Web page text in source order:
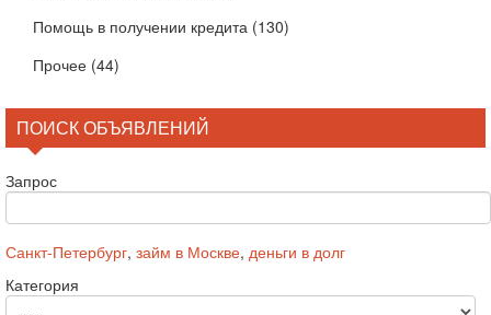
Помощь в получении кредита (130)
Прочее (44)
ПОИСК ОБЪЯВЛЕНИЙ
Запрос
Санкт-Петербург, займ в Москве, деньги в долг
Категория